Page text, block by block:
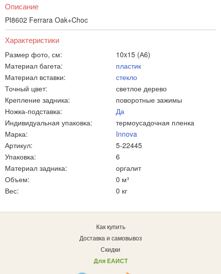
Описание
PI8602 Ferrara Oak+Choc
Характеристики
Размер фото, см:
10x15 (А6)
Материал багета:
пластик
Материал вставки:
стекло
Точный цвет:
светлое дерево
Крепление задника:
поворотные зажимы
Ножка-подставка:
Да
Индивидуальная упаковка:
термоусадочная пленка
Марка:
Innova
Артикул:
5-22445
Упаковка:
6
Материал задника:
оргалит
Объем:
0 м³
Вес:
0 кг
Как купить
Доставка и самовывоз
Скидки
Для ЕАИСТ